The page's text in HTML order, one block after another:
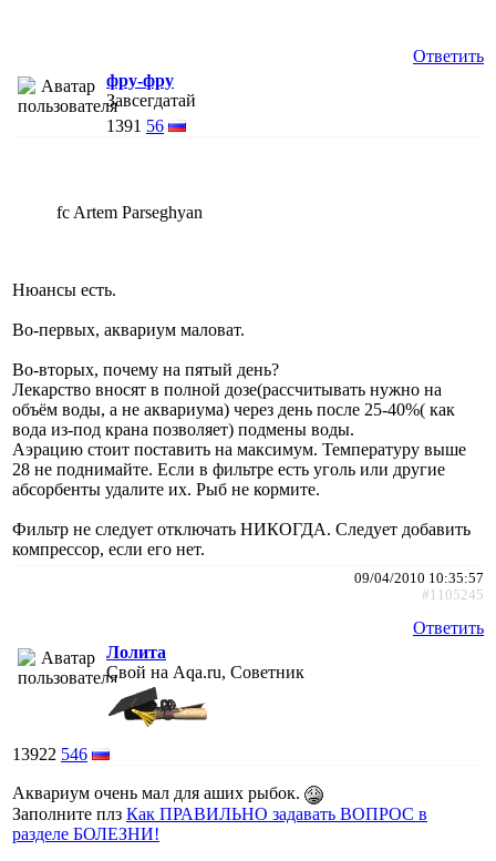
Ответить
фру-фру
Завсегдатай
1391 56
fc Artem Parseghyan
Нюансы есть.
Во-первых, аквариум маловат.
Во-вторых, почему на пятый день?
Лекарство вносят в полной дозе(рассчитывать нужно на
объём воды, а не аквариума) через день после 25-40%( как
вода из-под крана позволяет) подмены воды.
Аэрацию стоит поставить на максимум. Температуру выше
28 не поднимайте. Если в фильтре есть уголь или другие
абсорбенты удалите их. Рыб не кормите.
Фильтр не следует отключать НИКОГДА. Следует добавить
компрессор, если его нет.
09/04/2010 10:35:57
#1105245
Ответить
Лолита
Свой на Aqa.ru, Советник
13922 546
Аквариум очень мал для аших рыбок.
Заполните плз Как ПРАВИЛЬНО задавать ВОПРОС в
разделе БОЛЕЗНИ!